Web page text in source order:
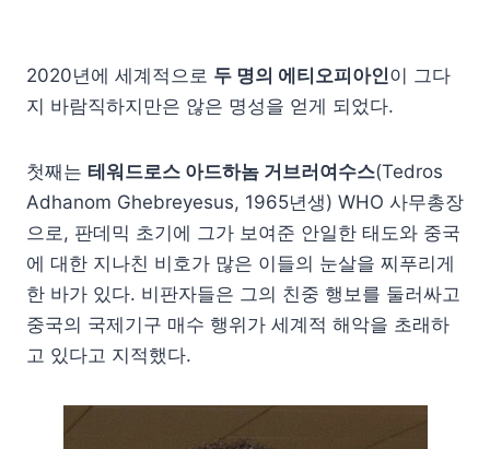
2020년에 세계적으로 두 명의 에티오피아인이 그다
지 바람직하지만은 않은 명성을 얻게 되었다.
첫째는 테워드로스 아드하놈 거브러여수스(Tedros
Adhanom Ghebreyesus, 1965년생) WHO 사무총장
으로, 판데믹 초기에 그가 보여준 안일한 태도와 중국
에 대한 지나친 비호가 많은 이들의 눈살을 찌푸리게
한 바가 있다. 비판자들은 그의 친중 행보를 둘러싸고
중국의 국제기구 매수 행위가 세계적 해악을 초래하
고 있다고 지적했다.